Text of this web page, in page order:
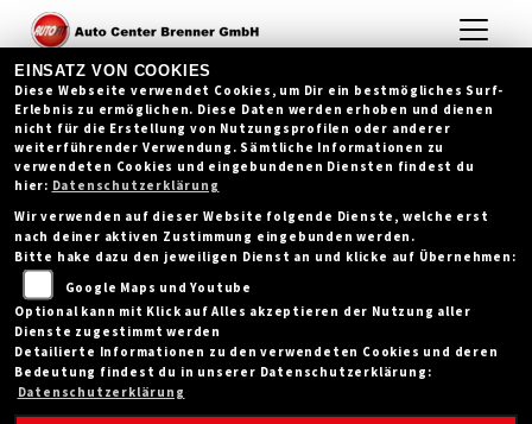
EINSATZ VON COOKIES
Diese Webseite verwendet Cookies, um Dir ein bestmögliches Surf-
Erlebnis zu ermöglichen. Diese Daten werden erhoben und dienen
nicht für die Erstellung von Nutzungsprofilen oder anderer
weiterführender Verwendung. Sämtliche Informationen zu
verwendeten Cookies und eingebundenen Diensten findest du
hier: Datenschutzerklärung
Wir verwenden auf dieser Website folgende Dienste, welche erst
nach deiner aktiven Zustimmung eingebunden werden.
Bitte hake dazu den jeweiligen Dienst an und klicke auf Übernehmen:
Google Maps und Youtube
Optional kann mit Klick auf Alles akzeptieren der Nutzung aller
Dienste zugestimmt werden
Detailierte Informationen zu den verwendeten Cookies und deren
Bedeutung findest du in unserer Datenschutzerklärung:
Datenschutzerklärung